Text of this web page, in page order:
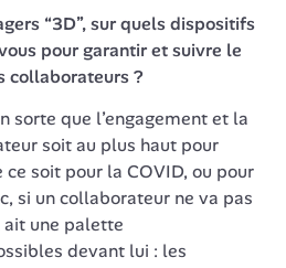
“3D”, sur quels dispositifs
pour garantir et suivre le
?
sorte que l’engagement et la
soit au plus haut pour
soit pour la COVID, ou pour
si un collaborateur ne va pas
ait une palette
devant lui : les